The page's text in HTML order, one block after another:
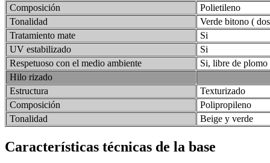
Composición
Polietileno
Tonalidad
Verde bitono (
Tratamiento mate
Si
UV estabilizado
Si
Respetuoso con el medio ambiente
Si, libre de
Hilo rizado
Estructura
Texturizado
Composición
Polipropileno
Tonalidad
Beige y verde
Características técnicas de la base